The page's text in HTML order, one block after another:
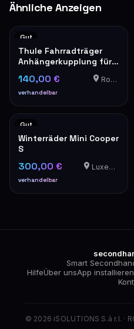
Ähnliche Anzeigen
Gut
Thule Fahrradträger
Anhängerkupplung für 2
140,00 €
verhandelbar
Roedt
Gut
Winterräder Mini Cooper
S
300,00 €
verhandelbar
Luxemburg
Smart
HilfeÜber unsApp installieren
© 2026 iSOLUTIONS S.à r.l. ·